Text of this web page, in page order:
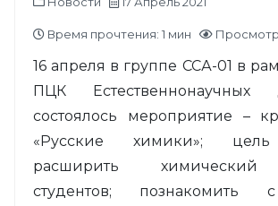
Время прочтения: 1 мин
16 апреля в группе ССА-01 в
ПЦК Естественнонаучных
состоялось мероприятие –
«Русские химики»; цель
расширить химический
студентов; познакомить